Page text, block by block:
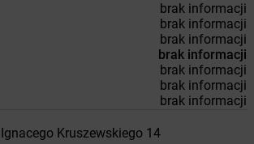
brak informacji
brak informacji
brak informacji
brak informacji
brak informacji
brak informacji
brak informacji
Ignacego Kruszewskiego 14